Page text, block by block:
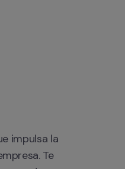
impulsa la
Te